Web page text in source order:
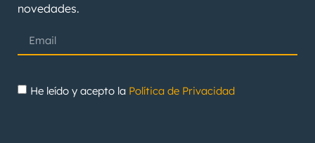
novedades.
He leído y acepto la Política de Privacidad